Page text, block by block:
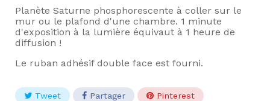
Planète Saturne phosphorescente à coller sur le
mur ou le plafond d'une chambre. 1 minute
d'exposition à la lumière équivaut à 1 heure de
diffusion !
Le ruban adhésif double face est fourni.
Tweet Partager Pinterest